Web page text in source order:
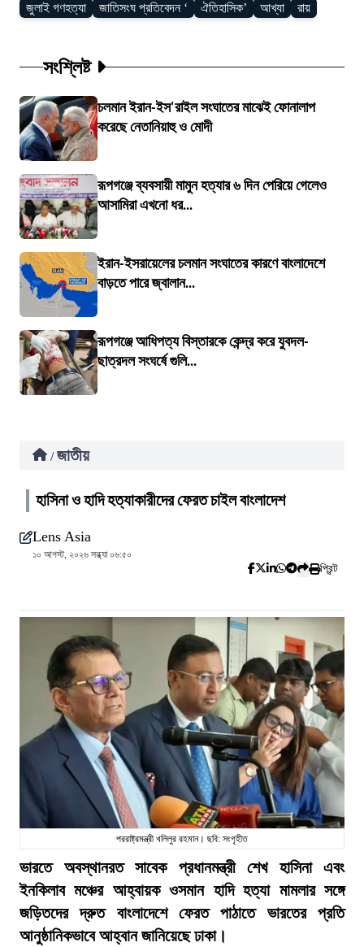
জুলাই গণহত্যা জাতিসংঘ প্রতিবেদন ‘ ঐতিহাসিক’ আখ্যা রায়
সংশ্লিষ্ট
চলমান ইরান-ইস'রাইল সংঘাতের মাঝেই ফোনালাপ
করেছে নেতানিয়াহু ও মোদী
রূপগঞ্জে ব্যবসায়ী মামুন হত্যার ৬ দিন পেরিয়ে গেলেও
আসামিরা এখনো ধর...
ইরান-ইসরায়েলের চলমান সংঘাতের কারণে বাংলাদেশে
বাড়তে পারে জ্বালান...
রূপগঞ্জে আধিপত্য বিস্তারকে কেন্দ্র করে যুবদল-
ছাত্রদল সংঘর্ষে গুলি...
/ জাতীয়
হাসিনা ও হাদি হত্যাকারীদের ফেরত চাইল বাংলাদেশ
Lens Asia
১০ আগস্ট, ২০২৬ সন্ধ্যা ০৬:৫০
প্রিন্ট
পররাষ্ট্রমন্ত্রী খলিলুর রহমান। ছবি: সংগৃহীত
ভারতে অবস্থানরত সাবেক প্রধানমন্ত্রী শেখ হাসিনা এবং
ইনকিলাব মঞ্চের আহ্বায়ক ওসমান হাদি হত্যা মামলার সঙ্গে
জড়িতদের দ্রুত বাংলাদেশে ফেরত পাঠাতে ভারতের প্রতি
আনুষ্ঠানিকভাবে আহ্বান জানিয়েছে ঢাকা।